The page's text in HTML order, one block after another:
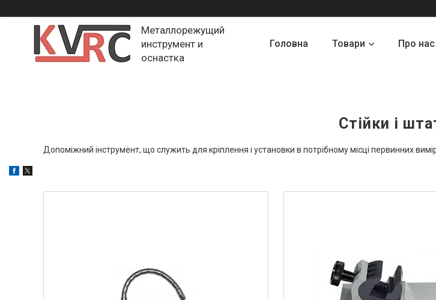
Металлорежущий
инструмент и
оснастка
Головна Товари Про нас
Стійки і
Допоміжний інструмент, що служить для кріплення і установки в потрібному місці первинних